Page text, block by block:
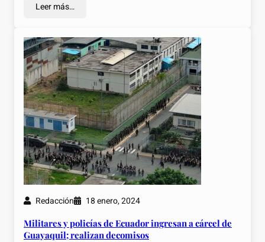
Leer más…
Redacción 18 enero, 2024
Militares y policías de Ecuador ingresan a cárcel de
Guayaquil; realizan decomisos